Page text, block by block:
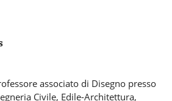
associato di Disegno presso
Civile, Edile-Architettura,